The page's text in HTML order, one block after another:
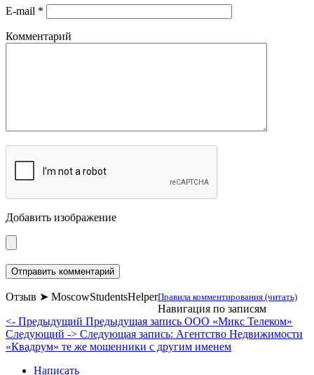
E-mail *
Комментарий
Добавить изображение
Правила комментирования (читать)
Отзыв ➤ MoscowStudentsHelper
Навигация по записям
<- Предыдущий Предыдущая запись ООО «Микс Телеком»
Следующий -> Следующая запись: Агентство Недвижимости
«Квадрум» те же мошенники с другим именем
Написать